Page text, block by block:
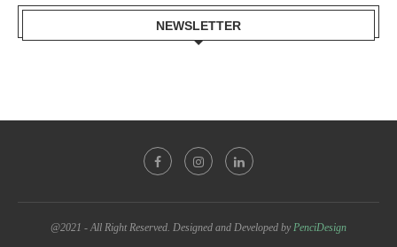
NEWSLETTER
@2021 - All Right Reserved. Designed and Developed byPenciDesign